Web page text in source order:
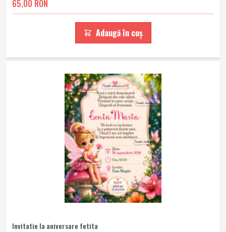
65,00 RON
Adaugă în coș
Invitatie la aniversare fetita